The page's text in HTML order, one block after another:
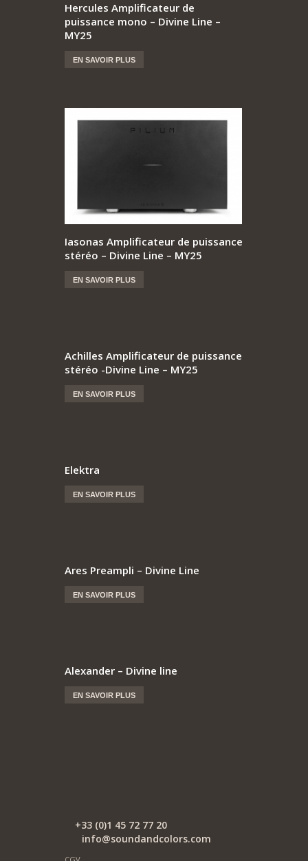
Hercules Amplificateur de
puissance mono – Divine Line –
MY25
EN SAVOIR PLUS
Iasonas Amplificateur de puissance
stéréo – Divine Line – MY25
EN SAVOIR PLUS
Achilles Amplificateur de puissance
stéréo -Divine Line – MY25
EN SAVOIR PLUS
Elektra
EN SAVOIR PLUS
Ares Preampli – Divine Line
EN SAVOIR PLUS
Alexander – Divine line
EN SAVOIR PLUS
+33 (0)1 45 72 77 20
info@soundandcolors.com